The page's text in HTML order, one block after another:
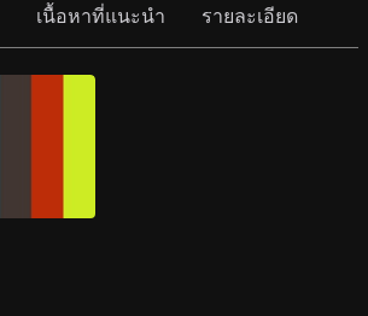
เนื้อหาที่แนะนำ รายละเอียด